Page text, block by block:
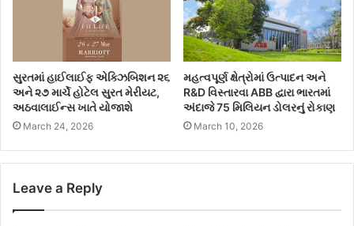
સુરતમાં હાઈલાઈફ એક્ઝિબિશન ૨૬
અને ૨૭ માર્ચે હોટેલ સુરત મેરીયટ,
અઠવાલાઈન્સ ખાતે યોજાશે
March 24, 2026
મહત્વપૂર્ણ ક્ષેત્રોમાં ઉત્પાદન અને
R&D વિસ્તારવા ABB દ્વારા ભારતમાં
અંદાજે 75 મિલિયન ડોલરનું રોકાણ
March 10, 2026
Leave a Reply